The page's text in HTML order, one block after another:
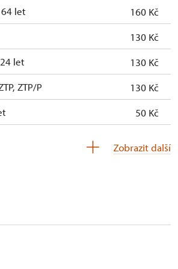
let
160 Kč
130 Kč
let
130 Kč
ZTP/P
130 Kč
50 Kč
skupiny (1 osoba
zdarma
Zobrazit další